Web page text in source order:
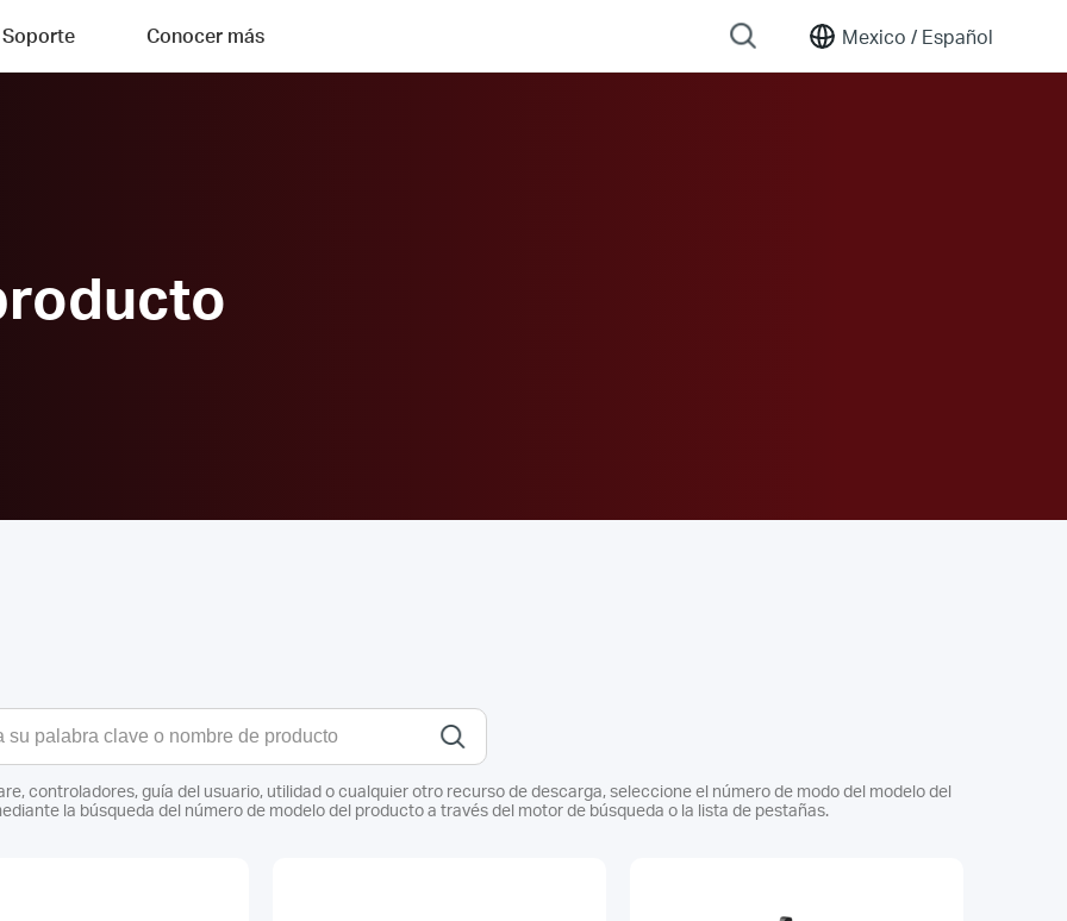
Mexico / Español
Soporte Conocer más
controladores, guía del usuario, utilidad o cualquier otro recurso de descarga, seleccione el número de modo del modelo del
la búsqueda del número de modelo del producto a través del motor de búsqueda o la lista de pestañas.